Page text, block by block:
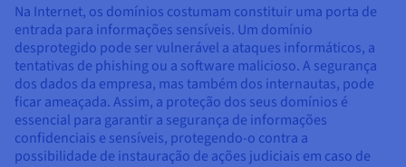
Na Internet, os domínios costumam constituir uma porta de
entrada para informações sensíveis. Um domínio
desprotegido pode ser vulnerável a ataques informáticos, a
tentativas de phishing ou a software malicioso. A segurança
dos dados da empresa, mas também dos internautas, pode
ficar ameaçada. Assim, a proteção dos seus domínios é
essencial para garantir a segurança de informações
confidenciais e sensíveis, protegendo-o contra a
possibilidade de instauração de ações judiciais em caso de